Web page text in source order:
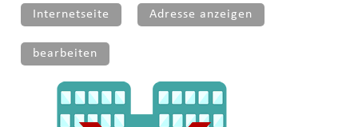
Internetseite Adresse anzeigen
bearbeiten